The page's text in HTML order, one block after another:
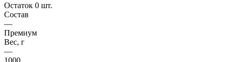
Остаток 0 шт.
Состав
—
Премиум
Вес, г
—
1000